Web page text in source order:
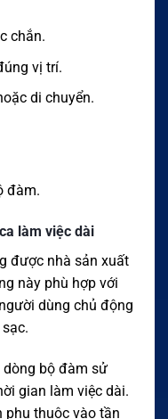
chắn.
vị trí.
di chuyển.
đàm.
làm việc dài
được nhà sản xuất
này phù hợp với
dùng chủ động
dòng bộ đàm sử
gian làm việc dài.
phụ thuộc vào tần